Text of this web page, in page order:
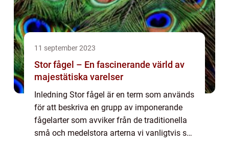
11 september 2023
Stor fågel – En fascinerande värld av
majestätiska varelser
Inledning Stor fågel är en term som används
för att beskriva en grupp av imponerande
fågelarter som avviker från de traditionella
små och medelstora arterna vi vanligtvis ser.